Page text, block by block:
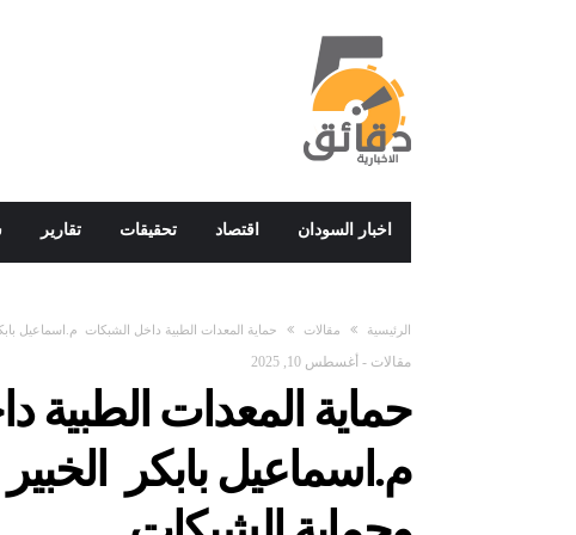
اخبار السودان اقتصاد تحقيقات تقارير
‫الرئيسية‬ مقالات حماية المعدات الطبية داخل الشبكات م.اسماعيل
مقالات - أغسطس 10, 2025
حماية المعدات الطبية
م.اسماعيل بابكر